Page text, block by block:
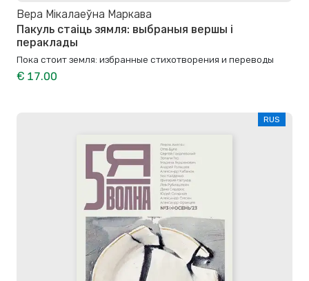
Вера Мікалаеўна Маркава
Пакуль стаіць зямля: выбраныя вершы і
пераклады
Пока стоит земля: избранные стихотворения и переводы
€ 17.00
RUS